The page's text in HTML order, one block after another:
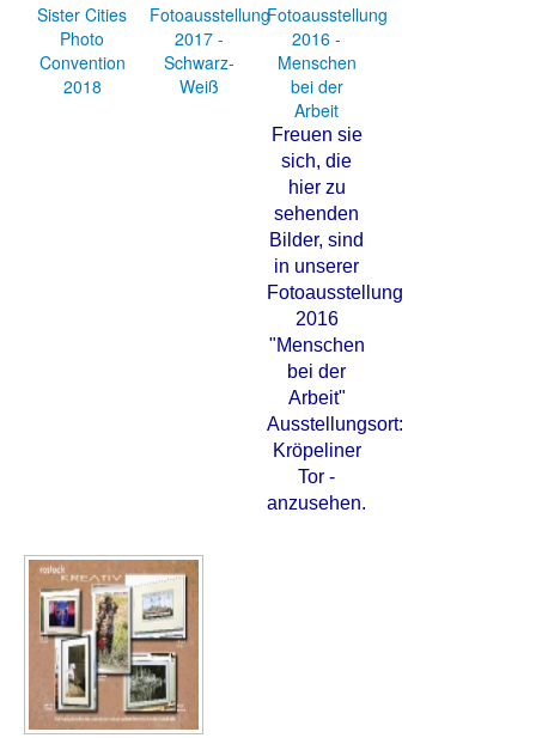
Sister Cities
Photo
Convention
2018
Fotoausstellung
2017 -
Schwarz-
Weiß
Fotoausstellung
2016 -
Menschen
bei der
Arbeit
Freuen sie
sich, die
hier zu
sehenden
Bilder, sind
in unserer
Fotoausstellung
2016
"Menschen
bei der
Arbeit"
Ausstellungsort:
Kröpeliner
Tor -
anzusehen.